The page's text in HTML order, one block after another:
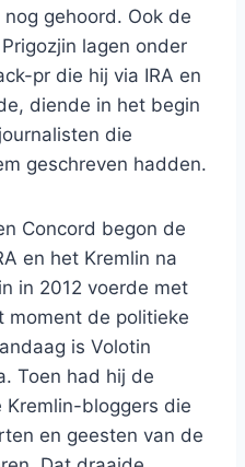
gehoord. Ook de
lagen onder
pr die hij via IRA en
diende in het begin
die
geschreven hadden.
Concord begon de
en het Kremlin na
in 2012 voerde met
moment de politieke
is Volotin
Toen had hij de
Kremlin-bloggers die
en geesten van de